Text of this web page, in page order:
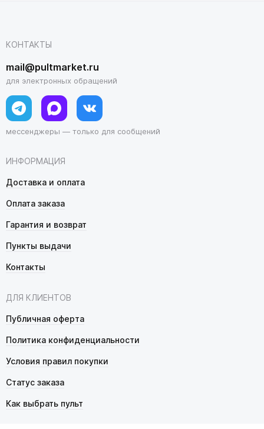
ИНФОРМАЦИЯ
Доставка и оплата
Оплата заказа
Гарантия и возврат
Пункты выдачи
Контакты
ДЛЯ КЛИЕНТОВ
Публичная оферта
Политика конфиденциальности
Условия правил покупки
Статус заказа
Как выбрать пульт
КОНТАКТЫ
mail@pultmarket.ru
для электронных обращений
мессенджеры — только для сообщений